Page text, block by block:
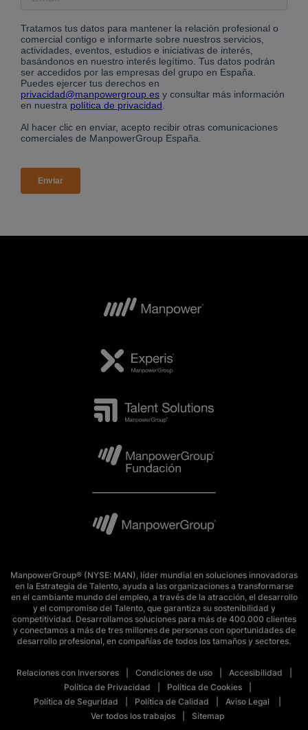
ManpowerGroup® (NYSE: MAN), líder mundial en soluciones innovadoras
en la Estrategia de Talento, ayuda a las organizaciones a transformarse
en el cambiante mundo del empleo, a través de la atracción, el desarrollo
y el compromiso del Talento, que garantiza su sostenibilidad y
competitividad. Desarrollamos soluciones para más de 400.000 clientes
y conectamos a más de tres millones de personas con oportunidades de
desarrollo profesional, en compañías de todos los tamaños y sectores.
Relaciones con Inversores Condiciones de uso
Accesibilidad
Política de Privacidad
Política de Cookies
Política de Seguridad
Política de Calidad
Aviso Legal
Ver todos los trabajos
Sitemap